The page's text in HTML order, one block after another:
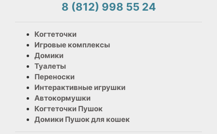
8 (812) 998 55 24
Когтеточки
Игровые комплексы
Домики
Туалеты
Переноски
Интерактивные игрушки
Автокормушки
Когтеточки Пушок
Домики Пушок для кошек